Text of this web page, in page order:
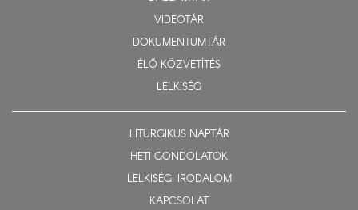
VIDEOTÁR
DOKUMENTUMTÁR
ÉLŐ KÖZVETÍTÉS
LELKISÉG
LITURGIKUS NAPTÁR
HETI GONDOLATOK
LELKISÉGI IRODALOM
KAPCSOLAT